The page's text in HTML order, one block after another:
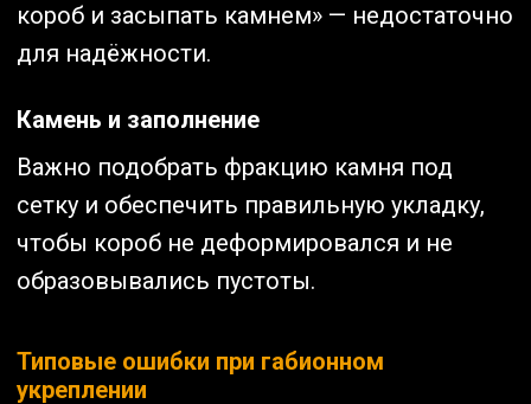
короб и засыпать камнем» — недостаточно
для надёжности.
Камень и заполнение
Важно подобрать фракцию камня под
сетку и обеспечить правильную укладку,
чтобы короб не деформировался и не
образовывались пустоты.
Типовые ошибки при габионном
укреплении